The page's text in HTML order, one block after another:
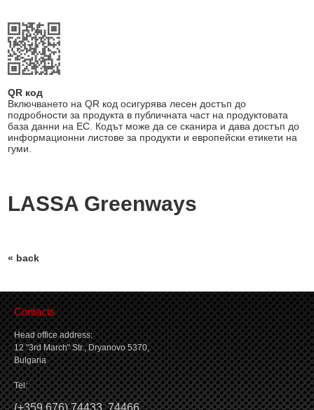
QR код
Включването на QR код осигурява лесен достъп до
подробности за продукта в публичната част на продуктовата
база данни на ЕС. Кодът може да се сканира и дава достъп до
информационни листове за продукти и европейски етикети на
гуми.
LASSA Greenways
« back
Contacts
Head office address:
12 "3rd March" Str., Dryanovo 5370,
Bulgaria
Tel: